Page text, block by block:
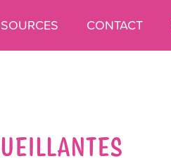
CONTACT